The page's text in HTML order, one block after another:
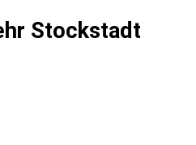
Stockstadt